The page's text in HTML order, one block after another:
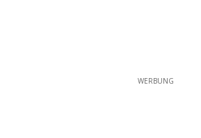
WERBUNG